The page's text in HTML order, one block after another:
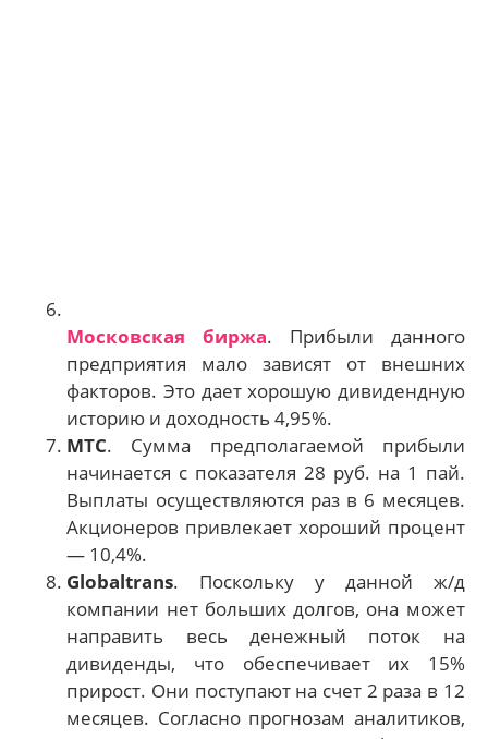
Московская биржа. Прибыли данного
предприятия мало зависят от внешних
факторов. Это дает хорошую дивидендную
историю и доходность 4,95%.
МТС. Сумма предполагаемой прибыли
начинается с показателя 28 руб. на 1 пай.
Выплаты осуществляются раз в 6 месяцев.
Акционеров привлекает хороший процент
— 10,4%.
Globaltrans. Поскольку у данной ж/д
компании нет больших долгов, она может
направить весь денежный поток на
дивиденды, что обеспечивает их 15%
прирост. Они поступают на счет 2 раза в 12
месяцев. Согласно прогнозам аналитиков,